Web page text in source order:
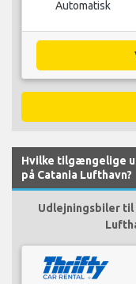
Automatisk
Hvilke tilgængelige
på Catania Lufthavn?
Udlejningsbiler til